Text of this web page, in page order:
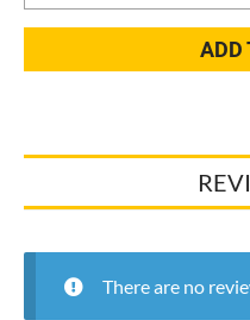
izolacyjna
Connection
7603
do
brodzików
według
pozycji
ADD
There are no